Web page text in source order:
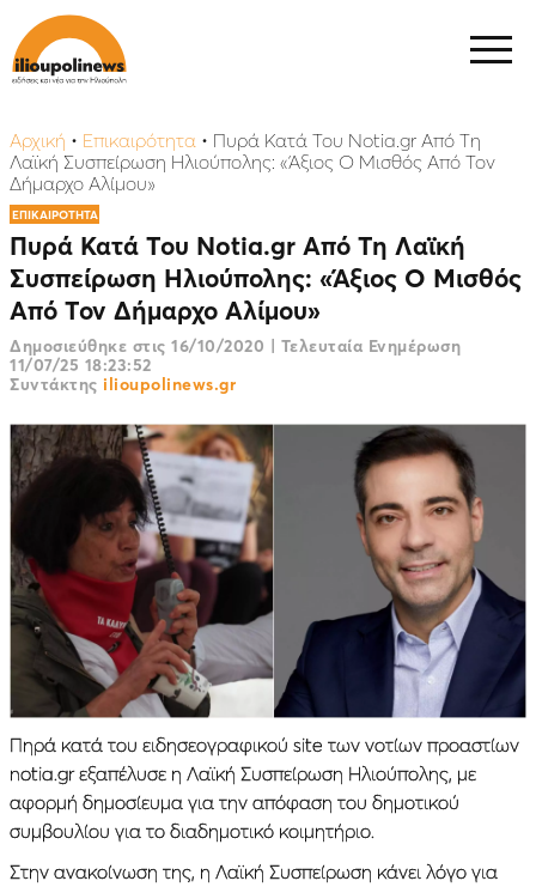
Αρχική • Επικαιρότητα • Πυρά Κατά Του Notia.gr Από Τη
Λαϊκή Συσπείρωση Ηλιούπολης: «Άξιος Ο Μισθός Από Τον
Δήμαρχο Αλίμου»
ΕΠΙΚΑΙΡΟΤΗΤΑ
Πυρά Κατά Του Notia.gr Από Τη Λαϊκή
Συσπείρωση Ηλιούπολης: «Άξιος Ο Μισθός
Από Τον Δήμαρχο Αλίμου»
Δημοσιεύθηκε στις 16/10/2020 | Τελευταία Ενημέρωση
11/07/25 18:23:52
Συντάκτης ilioupolinews.gr
Πηρά κατά του ειδησεογραφικού site των νοτίων προαστίων
notia.gr εξαπέλυσε η Λαϊκή Συσπείρωση Ηλιούπολης, με
αφορμή δημοσίευμα για την απόφαση του δημοτικού
συμβουλίου για το διαδημοτικό κοιμητήριο.
Στην ανακοίνωση της, η Λαϊκή Συσπείρωση κάνει λόγο για